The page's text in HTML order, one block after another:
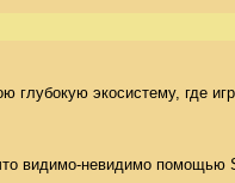
глубокую экосистему,
видимо-невидимо